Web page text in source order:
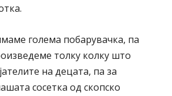
голема побарувачка, па
толку колку што
на децата, па за
сосетка од скопско